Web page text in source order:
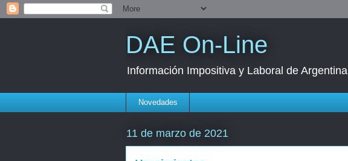
DAE On-Line
Información Impositiva y Laboral de Argentina
Novedades
11 de marzo de 2021